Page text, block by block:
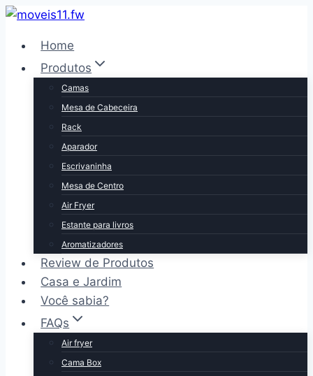
Pular
Conteúdo
Home
Produtos
Camas
Mesa de Cabeceira
Rack
Aparador
Escrivaninha
Mesa de Centro
Air Fryer
Estante para livros
Aromatizadores
Review de Produtos
Casa e Jardim
Você sabia?
FAQs
Air fryer
Cama Box